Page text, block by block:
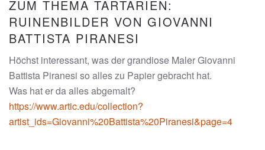
ZUM THEMA TARTARIEN:
RUINENBILDER VON GIOVANNI
BATTISTA PIRANESI
Höchst interessant, was der grandiose Maler Giovanni
Battista Piranesi so alles zu Papier gebracht hat.
Was hat er da alles abgemalt?
https://www.artic.edu/collection?
artist_ids=Giovanni%20Battista%20Piranesi&page=4